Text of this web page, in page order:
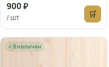
900 ₽
/ шт 🛒
✓ В наличии